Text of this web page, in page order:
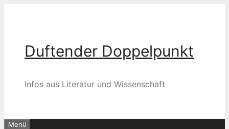
Duftender Doppelpunkt
Infos aus Literatur und Wissenschaft
Menü